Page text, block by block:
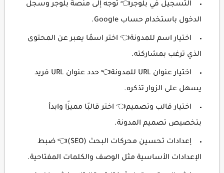
التسجيل في بلوجر👈 توجه إلى منصة بلوجر وسجل
الدخول باستخدام حساب Google.
اختيار اسم للمدونة👈 اختر اسمًا يعبر عن المحتوى
الذي ترغب بمشاركته.
اختيار عنوان URL للمدونة👈 حدد عنوان URL فريد
يسهل على الزوار تذكره.
اختيار قالب وتصميم👈 اختر قالبًا مميزًا وابدأ
بتخصيص تصميم المدونة.
إعدادات تحسين محركات البحث (SEO)👈 ضبط
الإعدادات الأساسية مثل الوصف والكلمات المفتاحية.